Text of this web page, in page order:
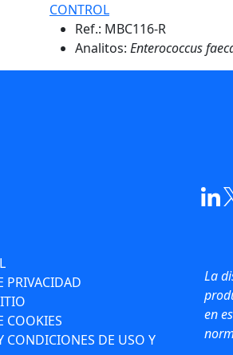
CONTROL
Ref.: MBC116-R
Analitos: Enterococcus
PRIVACIDAD
COOKIES
CONDICIONES DE USO Y
La
en